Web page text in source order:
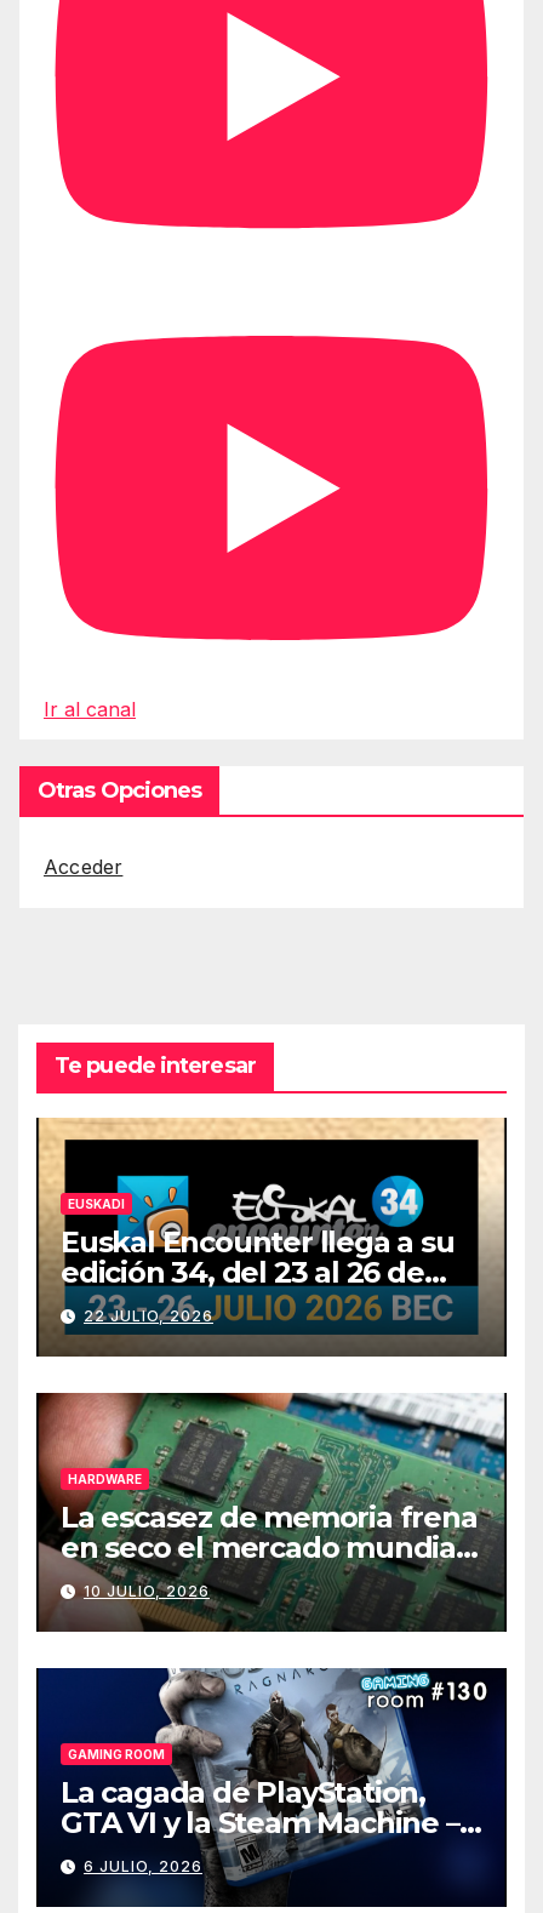
Ir al canal
Otras Opciones
Acceder
Te puede interesar
EUSKADI
Euskal Encounter llega a su
edición 34, del 23 al 26 de
julio
22 JULIO, 2026
HARDWARE
La escasez de memoria frena
en seco el mercado mundial
de PCs
10 JULIO, 2026
GAMING ROOM
La cagada de PlayStation,
GTA VI y la Steam Machine –
Gaming Room #130
6 JULIO, 2026